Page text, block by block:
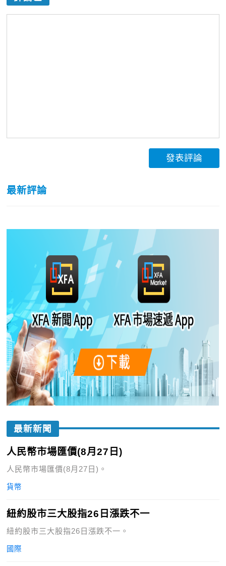
發表評論
最新評論
最新新聞
人民幣市場匯價(8月27日)
人民幣市場匯價(8月27日)。
貨幣
紐約股市三大股指26日漲跌不一
紐約股市三大股指26日漲跌不一。
國際